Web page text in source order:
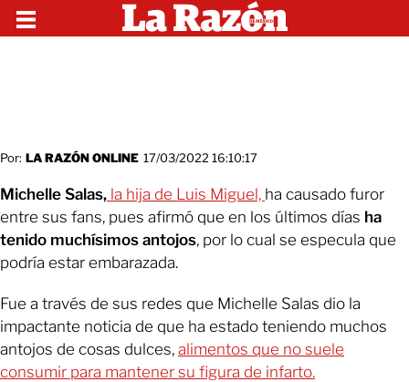
Por: LA RAZÓN ONLINE 17/03/2022 16:10:17
Michelle Salas, la hija de Luis Miguel, ha causado furor
entre sus fans, pues afirmó que en los últimos días ha
tenido muchísimos antojos, por lo cual se especula que
podría estar embarazada.
Fue a través de sus redes que Michelle Salas dio la
impactante noticia de que ha estado teniendo muchos
antojos de cosas dulces, alimentos que no suele
consumir para mantener su figura de infarto.